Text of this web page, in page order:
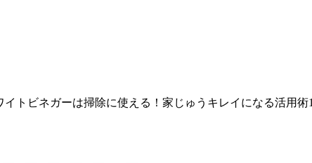
イトビネガーは掃除に使える！家じゅうキレイになる活用術